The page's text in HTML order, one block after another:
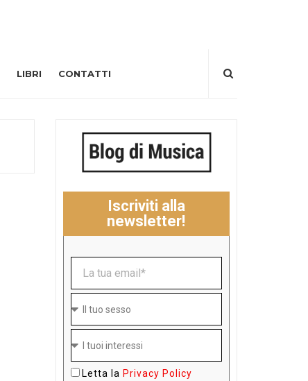
LIBRI CONTATTI
Iscriviti alla
newsletter!
Letta la Privacy Policy